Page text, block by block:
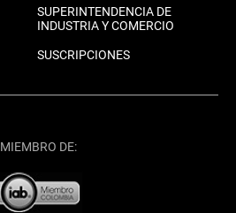
SUPERINTENDENCIA DE
INDUSTRIA Y COMERCIO
SUSCRIPCIONES
MIEMBRO DE: